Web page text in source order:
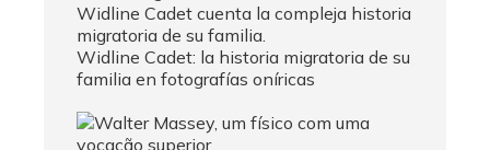
Widline Cadet: la historia migratoria de su
familia en fotografías oníricas